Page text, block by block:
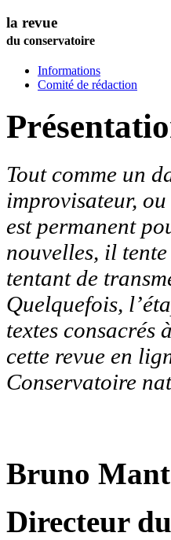
la revue
du conservatoire
Informations
Comité de rédaction
Tout comme un
improvisateur,
est permanent
nouvelles, il
tentant de
Quelquefois,
textes consacrés
cette revue en
Conservatoire
Bruno
Directeur